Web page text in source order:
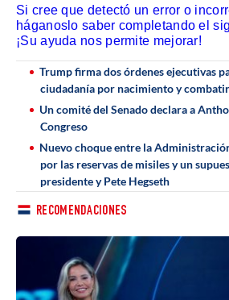
Si cree que detectó un error o
háganoslo saber completando el
¡Su ayuda nos permite mejorar!
Trump firma dos órdenes ejecutivas
ciudadanía por nacimiento y
Un comité del Senado declara a
Congreso
Nuevo choque entre la
por las reservas de misiles y un
presidente y Pete Hegseth
RECOMENDACIONES